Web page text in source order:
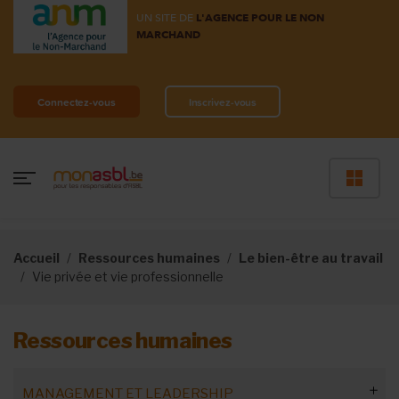
UN SITE DE L'AGENCE POUR LE NON
MARCHAND
Connectez-vous Inscrivez-vous
Accueil Ressources humaines
Le bien-être au travail
Vie privée et vie professionnelle
Ressources humaines
MANAGEMENT ET LEADERSHIP